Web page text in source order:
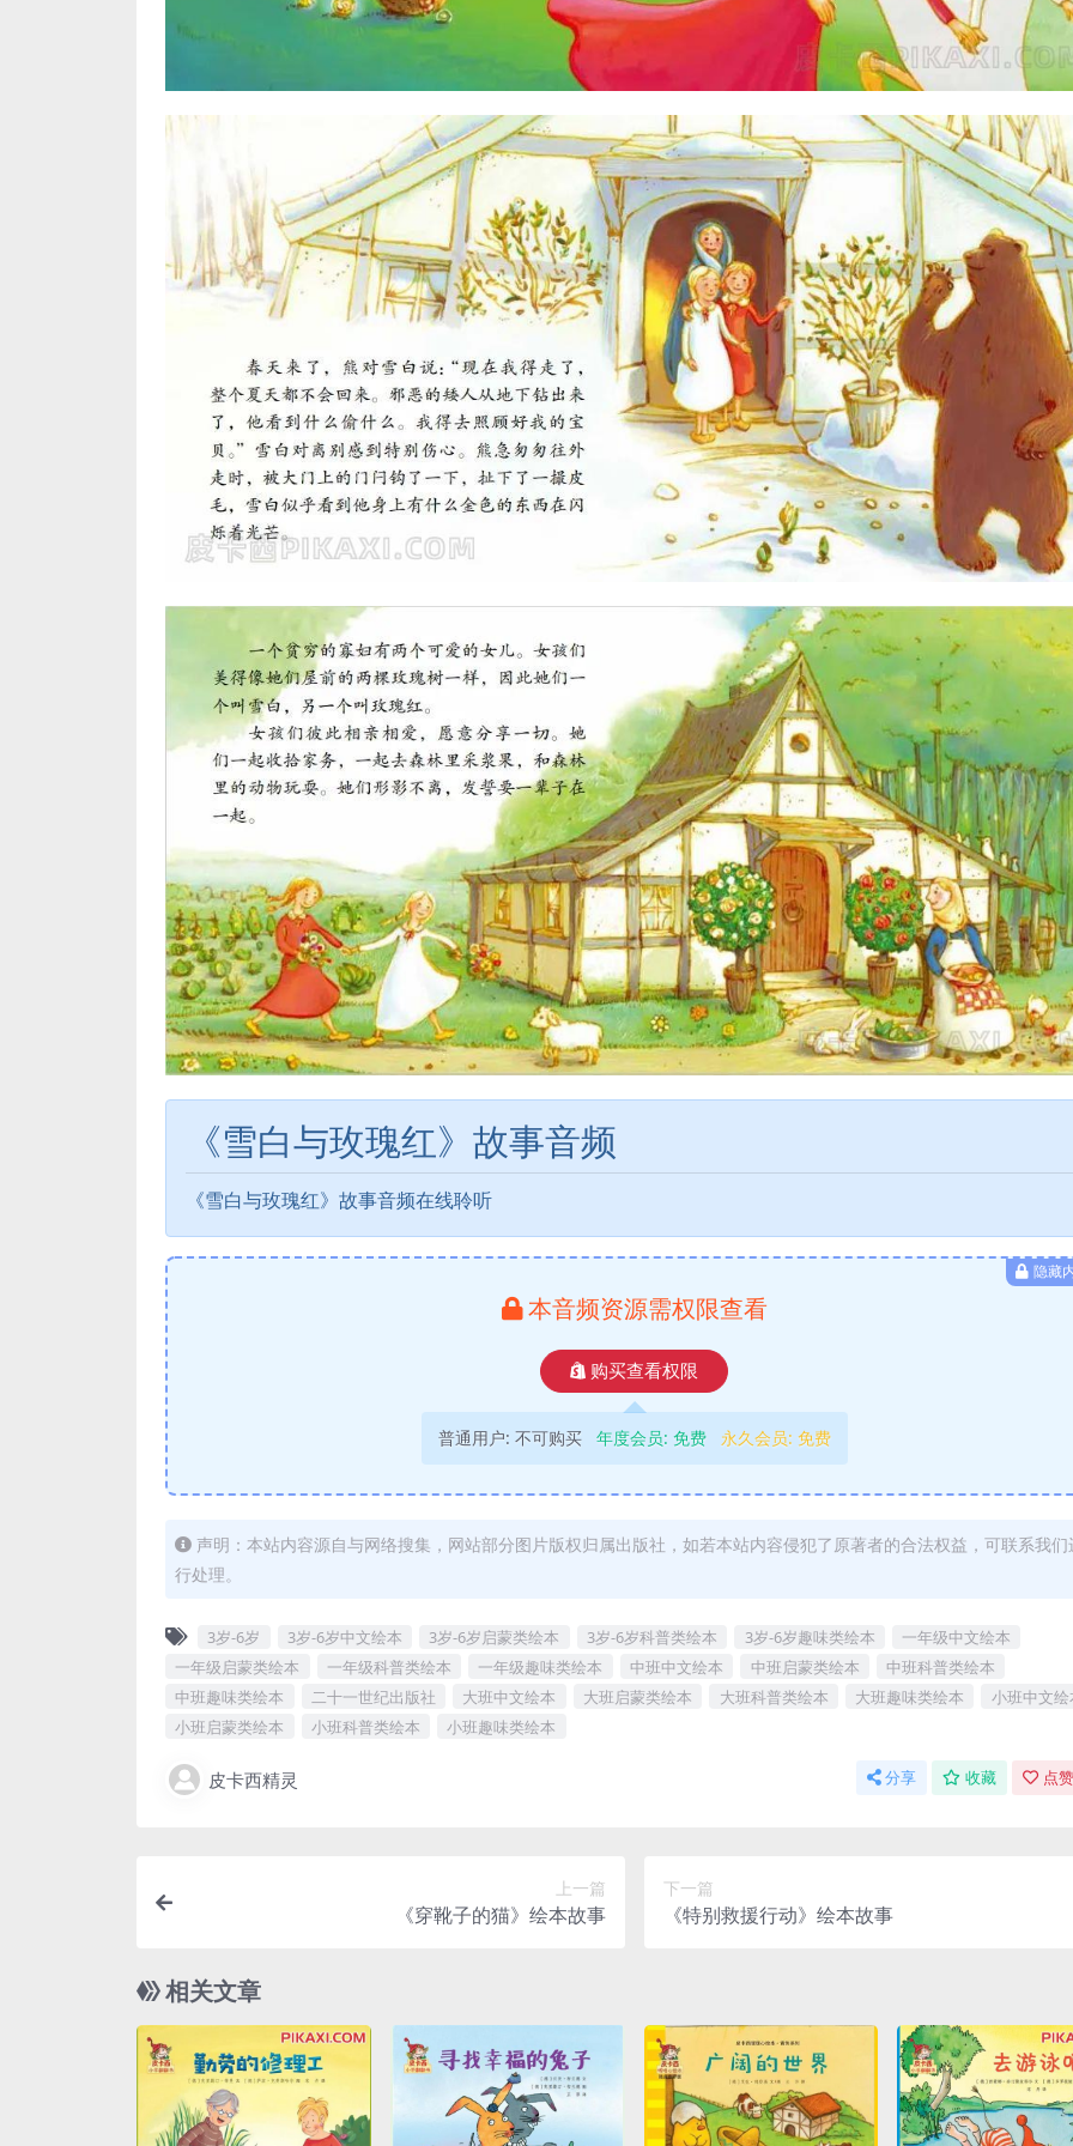
《雪白与玫瑰红》故事音频
《雪白与玫瑰红》故事音频在线聆听
隐藏
本音频资源需权限查看
购买查看权限
普通用户: 不可购买 年度会员: 免费 永久会员: 免费
声明：本站内容源自与网络搜集，网站部分图片版权归属出版社，如若本站内容侵犯了原著者的合法权益，可联系我们
行处理。
3岁-6岁 3岁-6岁中文绘本 3岁-6岁启蒙类绘本 3岁-6岁科普类绘本 3岁-6岁趣味类绘本
一年级中文绘本
一年级启蒙类绘本
一年级科普类绘本 一年级趣味类绘本 中班中文绘本 中班启蒙类绘本
中班科普类绘本
中班趣味类绘本
二十一世纪出版社 大班中文绘本 大班启蒙类绘本 大班科普类绘本 大班趣味类绘本
小班中文绘
小班启蒙类绘本
小班科普类绘本 小班趣味类绘本
皮卡西精灵 分享 收藏 点
上一篇
《穿靴子的猫》绘本故事
下一篇
《特别救援行动》绘本故事
相关文章